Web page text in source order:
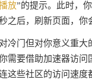
放”的提示。此时，
之后，刷新页面，你
冷门但对你意义重大
需要借助加速器访
这些社区的访问速度